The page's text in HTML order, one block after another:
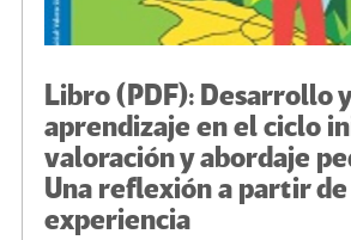
Libro (PDF): Desarrollo y
aprendizaje en el ciclo
valoración y abordaje
Una reflexión a partir
experiencia